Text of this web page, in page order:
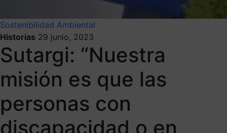
Sostenibilidad Ambiental
Historias 29 junio, 2023
Sutargi: “Nuestra
misión es que las
personas con
discapacidad o en